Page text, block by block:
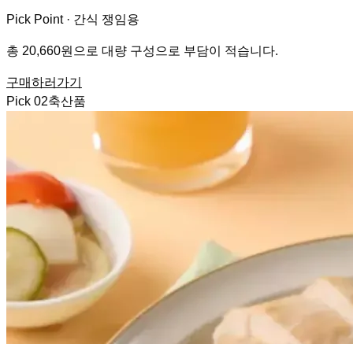
Pick Point · 간식 쟁임용
총 20,660원으로 대량 구성으로 부담이 적습니다.
구매하러가기
Pick 02축산품